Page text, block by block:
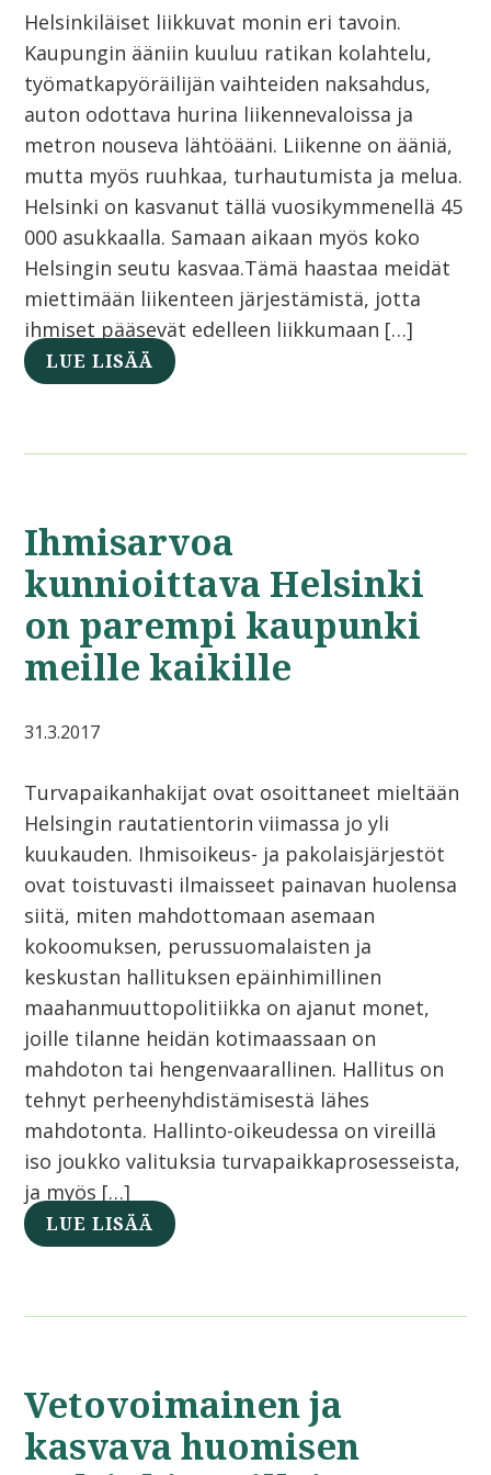
Helsinkiläiset liikkuvat monin eri tavoin.
Kaupungin ääniin kuuluu ratikan kolahtelu,
työmatkapyöräilijän vaihteiden naksahdus,
auton odottava hurina liikennevaloissa ja
metron nouseva lähtöääni. Liikenne on ääniä,
mutta myös ruuhkaa, turhautumista ja melua.
Helsinki on kasvanut tällä vuosikymmenellä 45
000 asukkaalla. Samaan aikaan myös koko
Helsingin seutu kasvaa.Tämä haastaa meidät
miettimään liikenteen järjestämistä, jotta
ihmiset pääsevät edelleen liikkumaan […]
LUE LISÄÄ
Ihmisarvoa
kunnioittava Helsinki
on parempi kaupunki
meille kaikille
31.3.2017
Turvapaikanhakijat ovat osoittaneet mieltään
Helsingin rautatientorin viimassa jo yli
kuukauden. Ihmisoikeus- ja pakolaisjärjestöt
ovat toistuvasti ilmaisseet painavan huolensa
siitä, miten mahdottomaan asemaan
kokoomuksen, perussuomalaisten ja
keskustan hallituksen epäinhimillinen
maahanmuuttopolitiikka on ajanut monet,
joille tilanne heidän kotimaassaan on
mahdoton tai hengenvaarallinen. Hallitus on
tehnyt perheenyhdistämisestä lähes
mahdotonta. Hallinto-oikeudessa on vireillä
iso joukko valituksia turvapaikkaprosesseista,
ja myös […]
LUE LISÄÄ
Vetovoimainen ja
kasvava huomisen